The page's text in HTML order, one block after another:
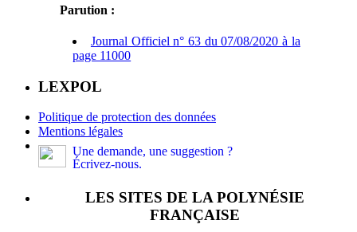
Parution :
Journal Officiel n° 63 du 07/08/2020 à la
page 11000
LEXPOL
Politique de protection des données
Mentions légales
Une demande, une suggestion ?
Écrivez-nous.
LES SITES DE LA POLYNÉSIE
FRANÇAISE